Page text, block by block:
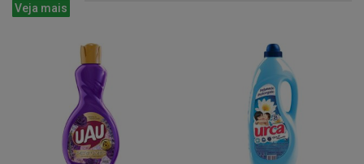
Veja mais